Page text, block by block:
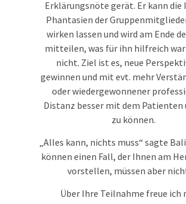
Erklärungsnöte gerät. Er kann die
Phantasien der
wirken lassen und wird am Ende
mitteilen, was für ihn hilfreich war
nicht. Ziel ist es, neue
gewinnen und mit evt. mehr
oder wiedergewonnener
Distanz besser mit dem Patienten
zu können.
„Alles kann, nichts muss“ sagte
können einen Fall, der Ihnen am
vorstellen, müssen aber
Über Ihre Teilnahme freue ich